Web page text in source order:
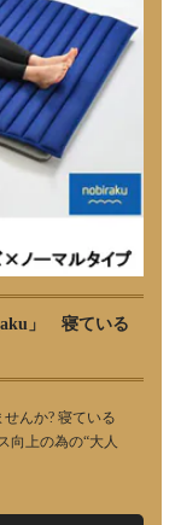
」 寝ている
んか? 寝ている
向上の為の“大人